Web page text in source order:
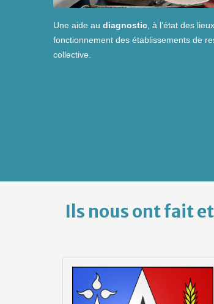
Une aide au diagnostic , à l’état des
fonctionnement des établissements de
collective.
Ils nous ont fait